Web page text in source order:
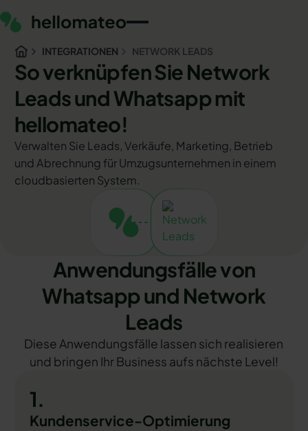
INTEGRATIONEN NETWORK LEADS
So verknüpfen Sie Network
Leads und Whatsapp mit
hellomateo!
Verwalten Sie Leads, Verkäufe, Marketing, Betrieb
und Abrechnung für Umzugsunternehmen in einem
cloudbasierten System.
Anwendungsfälle von
Whatsapp und Network
Leads
Diese Anwendungsfälle lassen sich realisieren
und bringen Ihr Business aufs nächste Level!
1.
Kundenservice-Optimierung